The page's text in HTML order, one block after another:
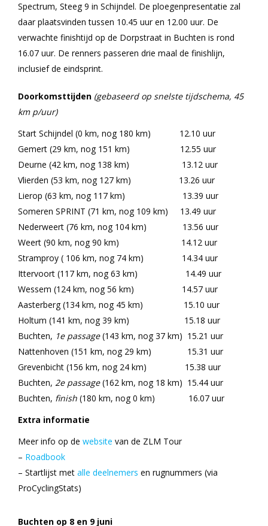
Spectrum, Steeg 9 in Schijndel. De ploegenpresentatie zal
daar plaatsvinden tussen 10.45 uur en 12.00 uur. De
verwachte finishtijd op de Dorpstraat in Buchten is rond
16.07 uur. De renners passeren drie maal de finishlijn,
inclusief de eindsprint.
Doorkomsttijden (gebaseerd op snelste tijdschema, 45
km p/uur)
Start Schijndel (0 km, nog 180 km) 12.10 uur
Gemert (29 km, nog 151 km) 12.55 uur
Deurne (42 km, nog 138 km) 13.12 uur
Vlierden (53 km, nog 127 km) 13.26 uur
Lierop (63 km, nog 117 km) 13.39 uur
Someren SPRINT (71 km, nog 109 km) 13.49 uur
Nederweert (76 km, nog 104 km) 13.56 uur
Weert (90 km, nog 90 km) 14.12 uur
Stramproy ( 106 km, nog 74 km) 14.34 uur
Ittervoort (117 km, nog 63 km) 14.49 uur
Wessem (124 km, nog 56 km) 14.57 uur
Aasterberg (134 km, nog 45 km) 15.10 uur
Holtum (141 km, nog 39 km) 15.18 uur
Buchten, 1e passage(143 km, nog 37 km) 15.21 uur
Nattenhoven (151 km, nog 29 km) 15.31 uur
Grevenbicht (156 km, nog 24 km) 15.38 uur
Buchten, 2e passage(162 km, nog 18 km) 15.44 uur
Buchten, finish (180 km, nog 0 km) 16.07 uur
Extra informatie
Meer info op de website van de ZLM Tour
– Roadbook
– Startlijst met alle deelnemers en rugnummers (via
ProCyclingStats)
Buchten op 8 en 9 juni